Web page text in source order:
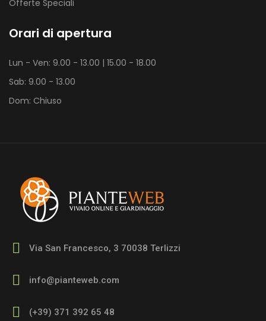
Offerte Speciali
Orari di apertura
Lun - Ven: 9.00 - 13.00 | 15.00 - 18.00
Sab: 9.00 - 13.00
Dom: Chiuso
Via San Francesco, 3 70038 Terlizzi
info@pianteweb.com
(+39) 371 392 65 48